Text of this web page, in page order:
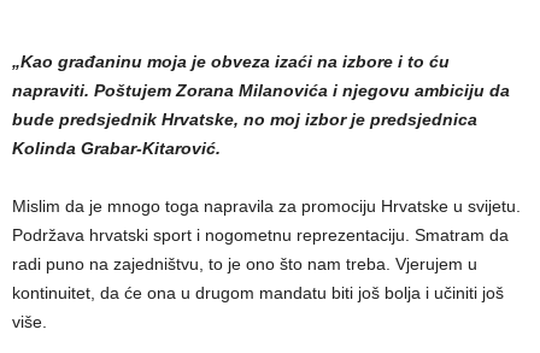
„Kao građaninu moja je obveza izaći na izbore i to ću
napraviti. Poštujem Zorana Milanovića i njegovu ambiciju da
bude predsjednik Hrvatske, no moj izbor je predsjednica
Kolinda Grabar-Kitarović.
Mislim da je mnogo toga napravila za promociju Hrvatske u svijetu.
Podržava hrvatski sport i nogometnu reprezentaciju. Smatram da
radi puno na zajedništvu, to je ono što nam treba. Vjerujem u
kontinuitet, da će ona u drugom mandatu biti još bolja i učiniti još
više.